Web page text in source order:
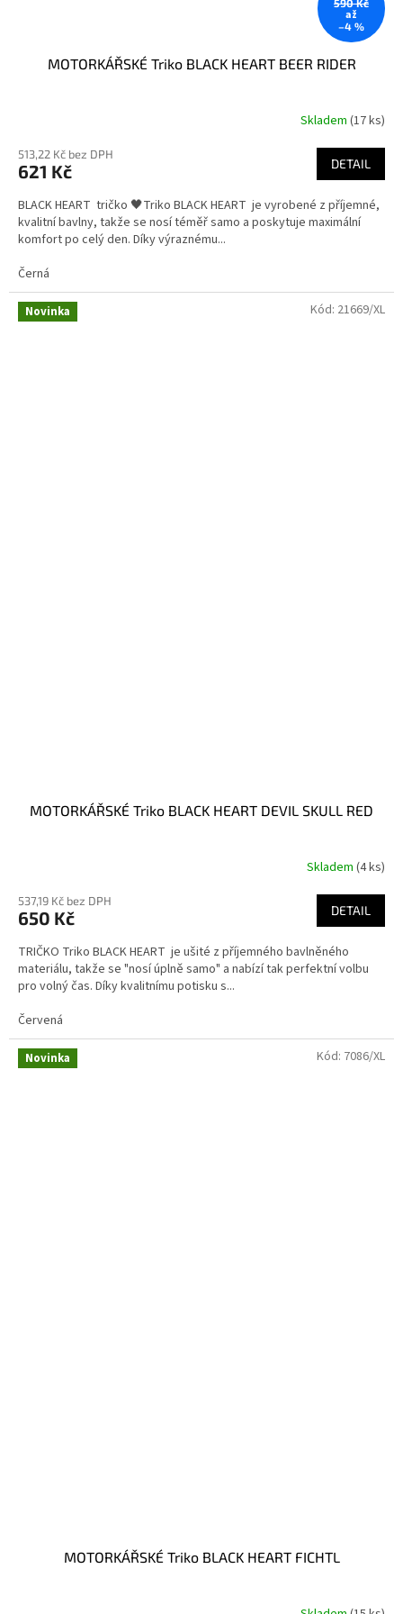
590 Kč
až
–4 %
MOTORKÁŘSKÉ Triko BLACK HEART BEER RIDER
Skladem (17 ks)
513,22 Kč bez DPH
621 Kč DETAIL
BLACK HEART tričko 🖤Triko BLACK HEART je vyrobené z příjemné,
kvalitní bavlny, takže se nosí téměř samo a poskytuje maximální
komfort po celý den. Díky výraznému...
Černá
Novinka
MOTORKÁŘSKÉ Triko BLACK HEART DEVIL SKULL RED
Skladem (4 ks)
537,19 Kč bez DPH
650 Kč DETAIL
TRIČKO Triko BLACK HEART je ušité z příjemného bavlněného
materiálu, takže se "nosí úplně samo" a nabízí tak perfektní volbu
pro volný čas. Díky kvalitnímu potisku s...
Červená
Kód: 21669/XL
Novinka
MOTORKÁŘSKÉ Triko BLACK HEART FICHTL
Kód: 7086/XL